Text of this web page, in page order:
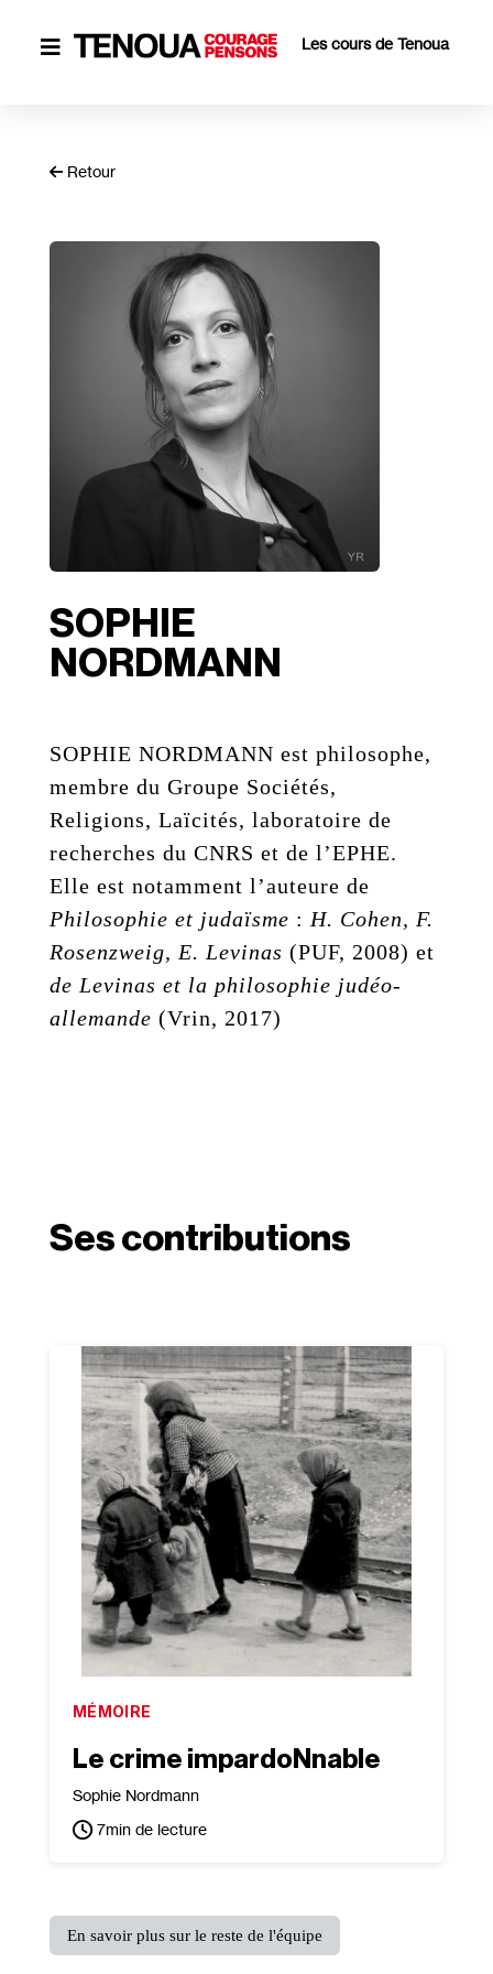
 Les cours de Tenoua
Retour
SOPHIE
NORDMANN
SOPHIE NORDMANN est philosophe,
membre du Groupe Sociétés,
Religions, Laïcités, laboratoire de
recherches du CNRS et de l’EPHE.
Elle est notamment l’auteure de
Philosophie et judaïsme : H. Cohen, F.
Rosenzweig, E. Levinas (PUF, 2008) et
de Levinas et la philosophie judéo-
allemande (Vrin, 2017)
Ses contributions
MÉMOIRE
Le crime impardoNnable
Sophie Nordmann
7min de lecture
En savoir plus sur le reste de l'équipe